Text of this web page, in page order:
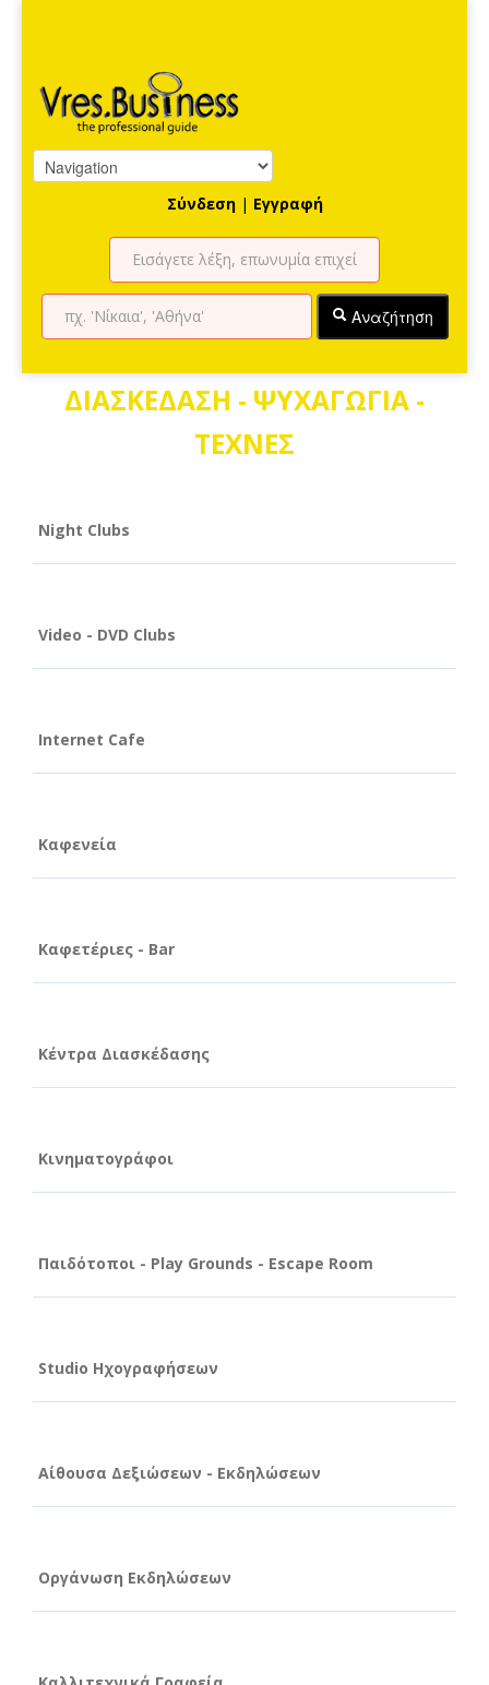
Σύνδεση | Εγγραφή
Αναζήτηση
ΔΙΑΣΚΕΔΑΣΗ - ΨΥΧΑΓΩΓΙΑ -
ΤΕΧΝΕΣ
Night Clubs
Video - DVD Clubs
Internet Cafe
Καφενεία
Καφετέριες - Bar
Κέντρα Διασκέδασης
Κινηματογράφοι
Παιδότοποι - Play Grounds - Escape Room
Studio Ηχογραφήσεων
Αίθουσα Δεξιώσεων - Εκδηλώσεων
Οργάνωση Εκδηλώσεων